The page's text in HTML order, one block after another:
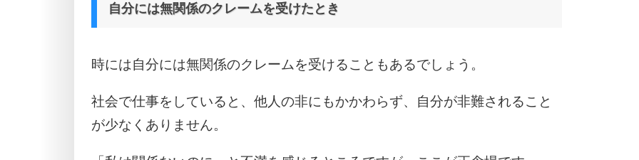
自分には無関係のクレームを受けたとき
時には自分には無関係のクレームを受けることもあるでしょう。
社会で仕事をしていると、他人の非にもかかわらず、自分が非難されること
が少なくありません。